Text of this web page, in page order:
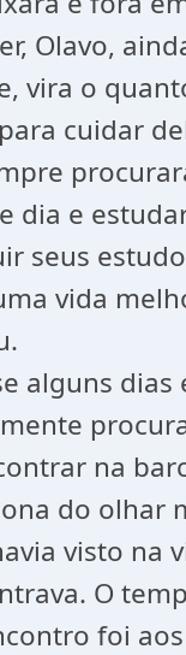
Olavo,
vira o
cuidar
dia e
seus
vida
alguns dias
na
do olhar
visto na
O
foi